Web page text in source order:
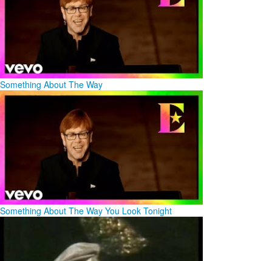
Something About The Way
Something About The Way You Look Tonight